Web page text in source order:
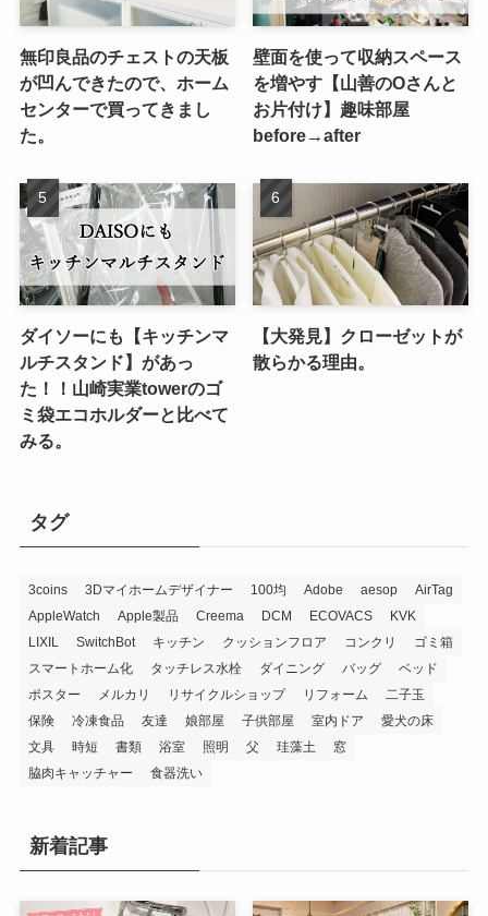
無印良品のチェストの天板
が凹んできたので、ホーム
センターで買ってきまし
た。
壁面を使って収納スペース
を増やす【山善のOさんと
お片付け】趣味部屋
before→after
ダイソーにも【キッチンマ
ルチスタンド】があっ
た！！山崎実業towerのゴ
ミ袋エコホルダーと比べて
みる。
【大発見】クローゼットが
散らかる理由。
タグ
3coins 3Dマイホームデザイナー 100均 Adobe aesop
AirTag
AppleWatch
Apple製品 Creema DCM ECOVACS
KVK
LIXIL
SwitchBot キッチン クッションフロア コンクリ
ゴミ箱
スマートホーム化
タッチレス水栓 ダイニング バッグ
ベッド
ポスター
メルカリ リサイクルショップ リフォーム
二子玉
保険
冷凍食品 友達 娘部屋 子供部屋 室内ドア
愛犬の床
文具
時短 書類 浴室 照明 父 珪藻土
窓
脇肉キャッチャー
食器洗い
新着記事